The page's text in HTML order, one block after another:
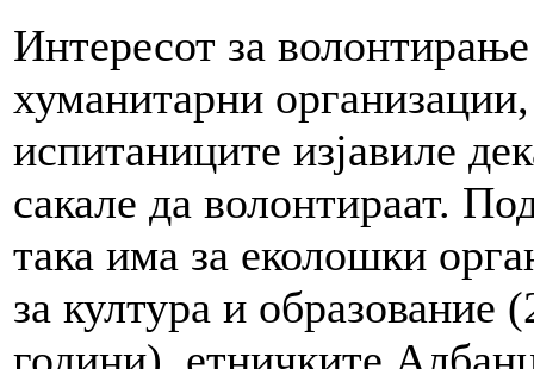
Интересот за
хуманитарни
испитаниците изјавиле
сакале да волонтираат.
така има за еколошки
за култура и